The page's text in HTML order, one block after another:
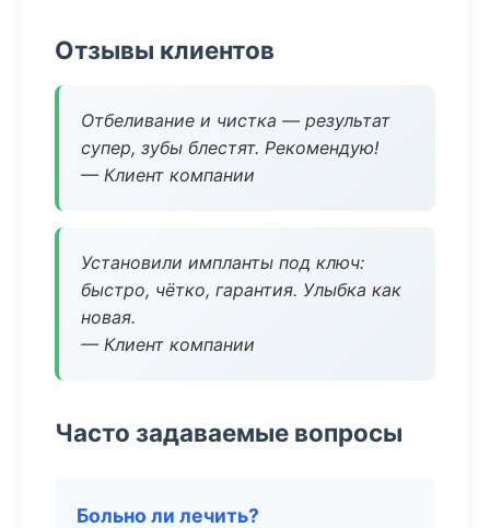
Отзывы клиентов
Отбеливание и чистка — результат
супер, зубы блестят. Рекомендую!
— Клиент компании
Установили импланты под ключ:
быстро, чётко, гарантия. Улыбка как
новая.
— Клиент компании
Часто задаваемые вопросы
Больно ли лечить?